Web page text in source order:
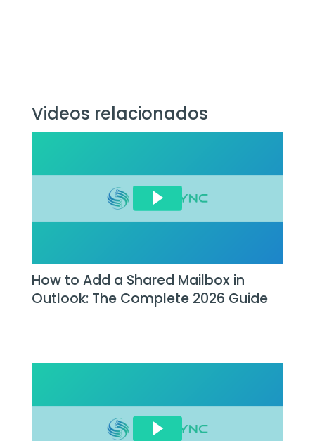
Videos relacionados
How to Add a Shared Mailbox in
Outlook: The Complete 2026 Guide